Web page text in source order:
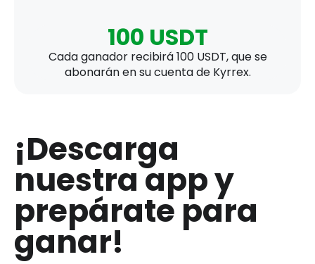
100 USDT
Cada ganador recibirá 100 USDT, que se
abonarán en su cuenta de Kyrrex.
¡Descarga
nuestra app y
prepárate para
ganar!